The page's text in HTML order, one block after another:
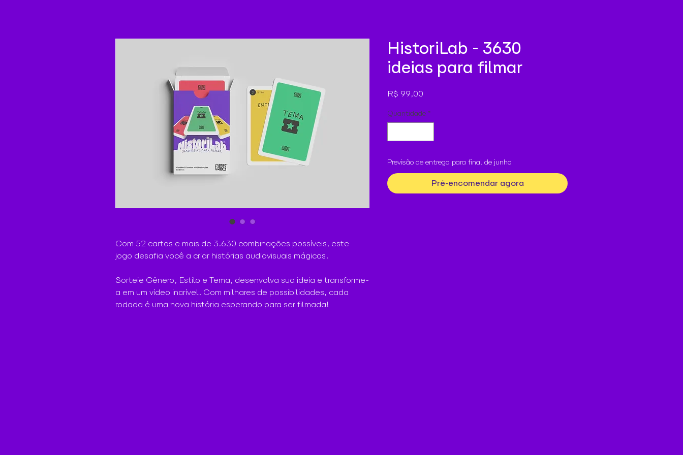
Com 52 cartas e mais de 3.630 combinações possíveis, este
jogo desafia você a criar histórias audiovisuais mágicas.
Sorteie Gênero, Estilo e Tema, desenvolva sua ideia e transforme-
a em um vídeo incrível. Com milhares de possibilidades, cada
rodada é uma nova história esperando para ser filmada!
HistoriLab - 3630
ideias para filmar
R$ 99,00
Quantidade *
Previsão de entrega para final de junho
Pré-encomendar agora